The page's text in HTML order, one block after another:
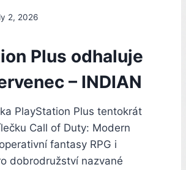
2, 2026
Plus odhaluje
– INDIAN
PlayStation Plus tentokrát
Call of Duty: Modern
fantasy RPG i
dobrodružství nazvané